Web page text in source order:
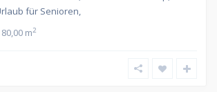
für Senioren,
80,00 m2